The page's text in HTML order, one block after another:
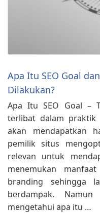
Apa Itu SEO Goal
Dilakukan?
Apa Itu SEO Goal –
terlibat dalam praktik
akan mendapatkan
pemilik situs
relevan untuk
menemukan
branding sehingga
berdampak.
mengetahui apa itu …